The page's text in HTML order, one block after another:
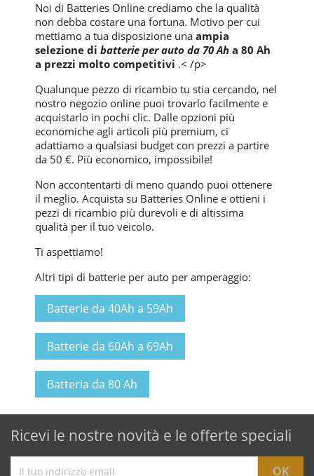
Noi di Batteries Online crediamo che la qualità
non debba costare una fortuna. Motivo per cui
mettiamo a tua disposizione una ampia
selezione di batterie per auto da 70 Ah a 80 Ah
a prezzi molto competitivi .< /p>
Qualunque pezzo di ricambio tu stia cercando, nel
nostro negozio online puoi trovarlo facilmente e
acquistarlo in pochi clic. Dalle opzioni più
economiche agli articoli più premium, ci
adattiamo a qualsiasi budget con prezzi a partire
da 50 €. Più economico, impossibile!
Non accontentarti di meno quando puoi ottenere
il meglio. Acquista su Batteries Online e ottieni i
pezzi di ricambio più durevoli e di altissima
qualità per il tuo veicolo.
Ti aspettiamo!
Altri tipi di batterie per auto per amperaggio:
Batterie da 40Ah a 59Ah
Batterie da 60Ah a 69Ah
Batteria da 80 Ah
Ricevi le nostre novità e le offerte speciali